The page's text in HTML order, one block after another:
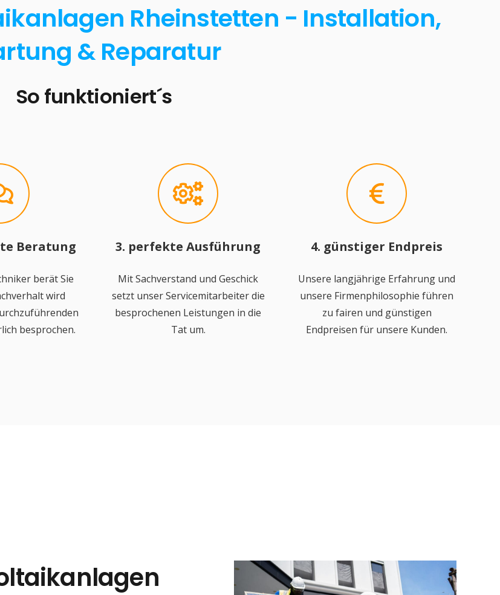
Rheinstetten - Installation,
& Reparatur
So funktioniert´s
Beratung
berät Sie
wird
besprochen.
3. perfekte Ausführung
Mit Sachverstand und Geschick
setzt unser Servicemitarbeiter die
besprochenen Leistungen in die
Tat um.
4. günstiger Endpreis
Unsere langjährige Erfahrung und
unsere Firmenphilosophie führen
zu fairen und günstigen
Endpreisen für unsere Kunden.